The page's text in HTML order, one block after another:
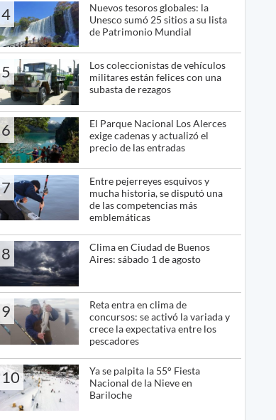
4
Nuevos tesoros globales: la
Unesco sumó 25 sitios a su lista
de Patrimonio Mundial
5
Los coleccionistas de vehículos
militares están felices con una
subasta de rezagos
6
El Parque Nacional Los Alerces
exige cadenas y actualizó el
precio de las entradas
7
Entre pejerreyes esquivos y
mucha historia, se disputó una
de las competencias más
emblemáticas
8
Clima en Ciudad de Buenos
Aires: sábado 1 de agosto
9
Reta entra en clima de
concursos: se activó la variada y
crece la expectativa entre los
pescadores
10
Ya se palpita la 55° Fiesta
Nacional de la Nieve en
Bariloche